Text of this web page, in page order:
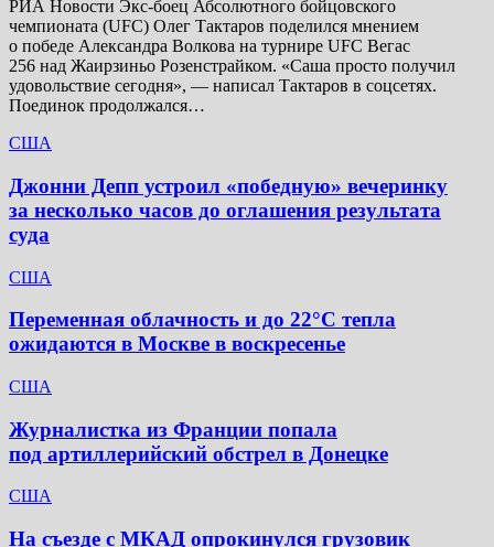
РИА Новости Экс-боец Абсолютного бойцовского
чемпионата (UFC) Олег Тактаров поделился мнением
о победе Александра Волкова на турнире UFC Вегас
256 над Жаирзиньо Розенстрайком. «Саша просто получил
удовольствие сегодня», — написал Тактаров в соцсетях.
Поединок продолжался…
США
Джонни Депп устроил «победную» вечеринку
за несколько часов до оглашения результата
суда
США
Переменная облачность и до 22°C тепла
ожидаются в Москве в воскресенье
США
Журналистка из Франции попала
под артиллерийский обстрел в Донецке
США
На съезде с МКАД опрокинулся грузовик